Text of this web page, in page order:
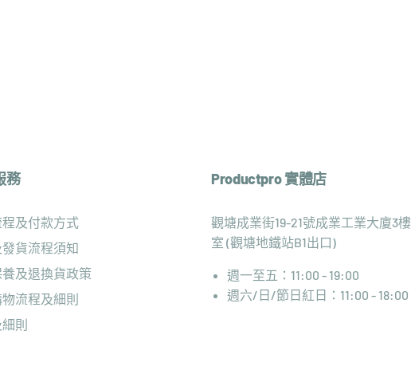
務
及付款方式
貨流程須知
養及退換貨政策
流程及細則
則
Productpro 實體店
觀塘成業街19-21號成業工業大廈3
室 (觀塘地鐵站B1出口)
週一至五：11:00 - 19:00
週六/日/節日紅日：11:00 - 18:00